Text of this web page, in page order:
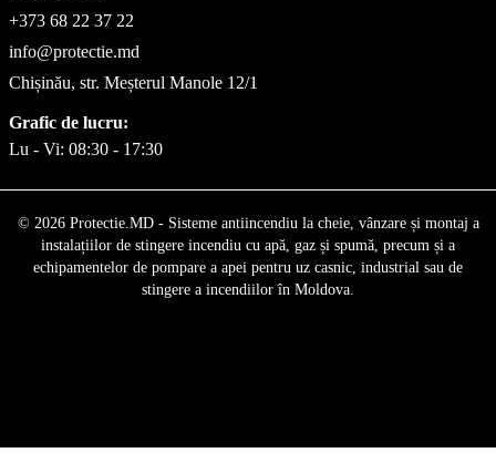
+373 68 22 37 22
info@protectie.md
Chișinău, str. Meșterul Manole 12/1
Grafic de lucru:
Lu - Vi: 08:30 - 17:30
© 2026 Protectie.MD - Sisteme antiincendiu la cheie, vânzare și montaj a
instalațiilor de stingere incendiu cu apă, gaz și spumă, precum și a
echipamentelor de pompare a apei pentru uz casnic, industrial sau de
stingere a incendiilor în Moldova.